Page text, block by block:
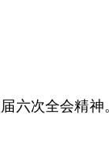
六次全会精